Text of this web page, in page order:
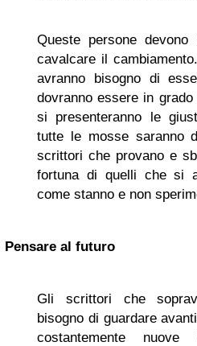
Queste persone
cavalcare il
avranno bisogno di
dovranno essere in
si presenteranno le
tutte le mosse saranno
scrittori che provano e
fortuna di quelli che si
come stanno e non
Pensare al futuro
Gli scrittori che
bisogno di guardare
costantemente nuove